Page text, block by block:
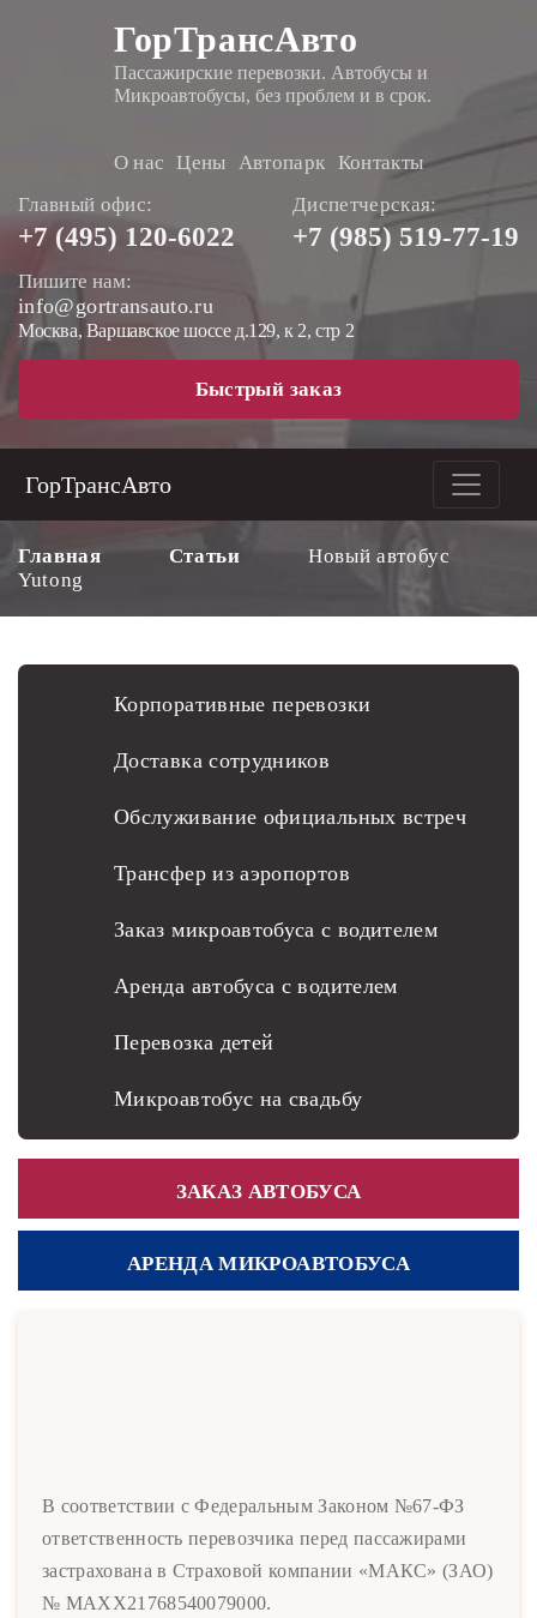
ГорТрансАвто
Пассажирские перевозки. Автобусы и
Микроавтобусы, без проблем и в срок.
О нас Цены Автопарк Контакты
Главный офис:
+7 (495) 120-6022
Диспетчерская:
+7 (985) 519-77-19
Пишите нам:
info@gortransauto.ru
Москва, Варшавское шоссе д.129, к 2, стр 2
Быстрый заказ
ГорТрансАвто
Главная Статьи
Новый автобус
Yutong
Корпоративные перевозки
Доставка сотрудников
Обслуживание официальных встреч
Трансфер из аэропортов
Заказ микроавтобуса с водителем
Аренда автобуса с водителем
Перевозка детей
Микроавтобус на свадьбу
ЗАКАЗ АВТОБУСА
АРЕНДА МИКРОАВТОБУСА
В соответствии с Федеральным Законом №67-ФЗ
ответственность перевозчика перед пассажирами
застрахована в Страховой компании «МАКС» (ЗАО)
№ MAXX21768540079000.